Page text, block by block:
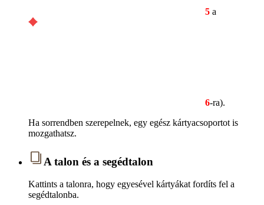
5 a
6-ra).
Ha sorrendben szerepelnek, egy egész kártyacsoportot is
mozgathatsz.
A talon és a segédtalon
Kattints a talonra, hogy egyesével kártyákat fordíts fel a
segédtalonba.